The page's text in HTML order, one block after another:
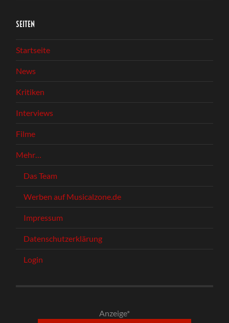
SEITEN
Startseite
News
Kritiken
Interviews
Filme
Mehr…
Das Team
Werben auf Musicalzone.de
Impressum
Datenschutzerklärung
Login
Anzeige*